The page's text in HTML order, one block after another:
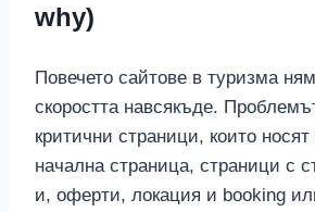
why)
Повечето сайтове в туризма
скоростта навсякъде.
критични страници, които
начална страница, страници с
и, оферти, локация и booking